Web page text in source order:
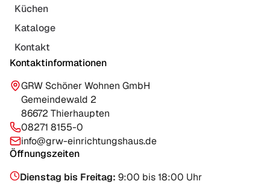
Küchen
Kataloge
Kontakt
Kontaktinformationen
GRW Schöner Wohnen GmbH
Gemeindewald 2
86672 Thierhaupten
08271 8155-0
info@grw-einrichtungshaus.de
Öffnungszeiten
Dienstag bis Freitag: 9:00 bis 18:00 Uhr